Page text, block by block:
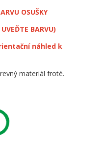
OSUŠKY
BARVU)
náhled k
materiál froté.